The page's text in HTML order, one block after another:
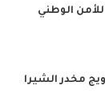
الوطني
مخدر الشيرا